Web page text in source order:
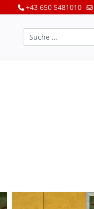
+43 650 5481010
Suchen